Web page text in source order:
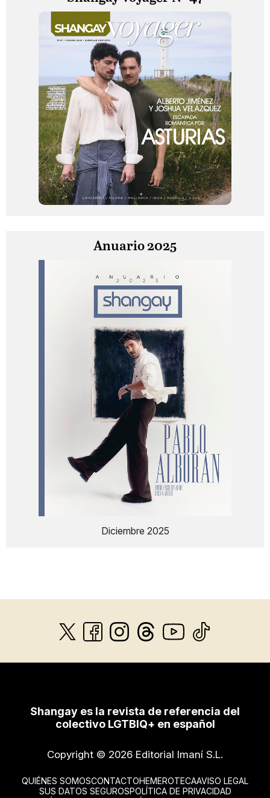
Anuario 2025
Diciembre 2025
Shangay es la revista de referencia del
colectivo LGTBIQ+ en español
Copyright © 2026 Editorial Imaní S.L.
QUIÉNES SOMOSCONTACTOHEMEROTECAAVISO LEGAL
SUS DATOS SEGUROSPOLÍTICA DE PRIVACIDAD